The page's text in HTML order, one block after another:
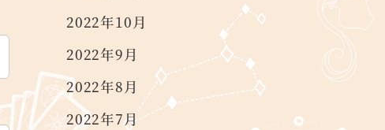
2022年10月
2022年9月
2022年8月
2022年7月